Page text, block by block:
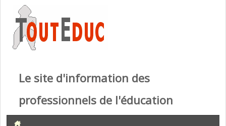
Le site d'information des
professionnels de l'éducation